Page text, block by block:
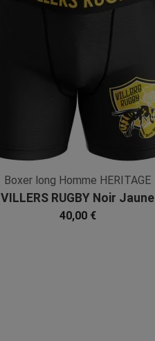
Boxer long Homme HERITAGE
VILLERS RUGBY Noir Jaune
Microfibre
40,00 €